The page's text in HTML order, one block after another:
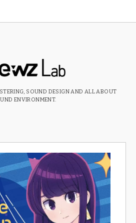
SOUND DESIGN AND ALL ABOUT
ENVIRONMENT.